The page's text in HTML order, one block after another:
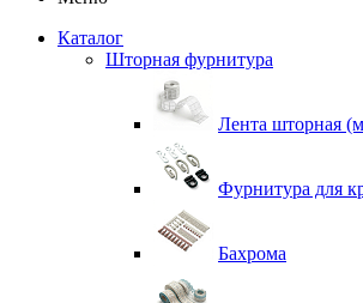
Каталог
Шторная фурнитура
Лента шторная
Фурнитура для
Бахрома